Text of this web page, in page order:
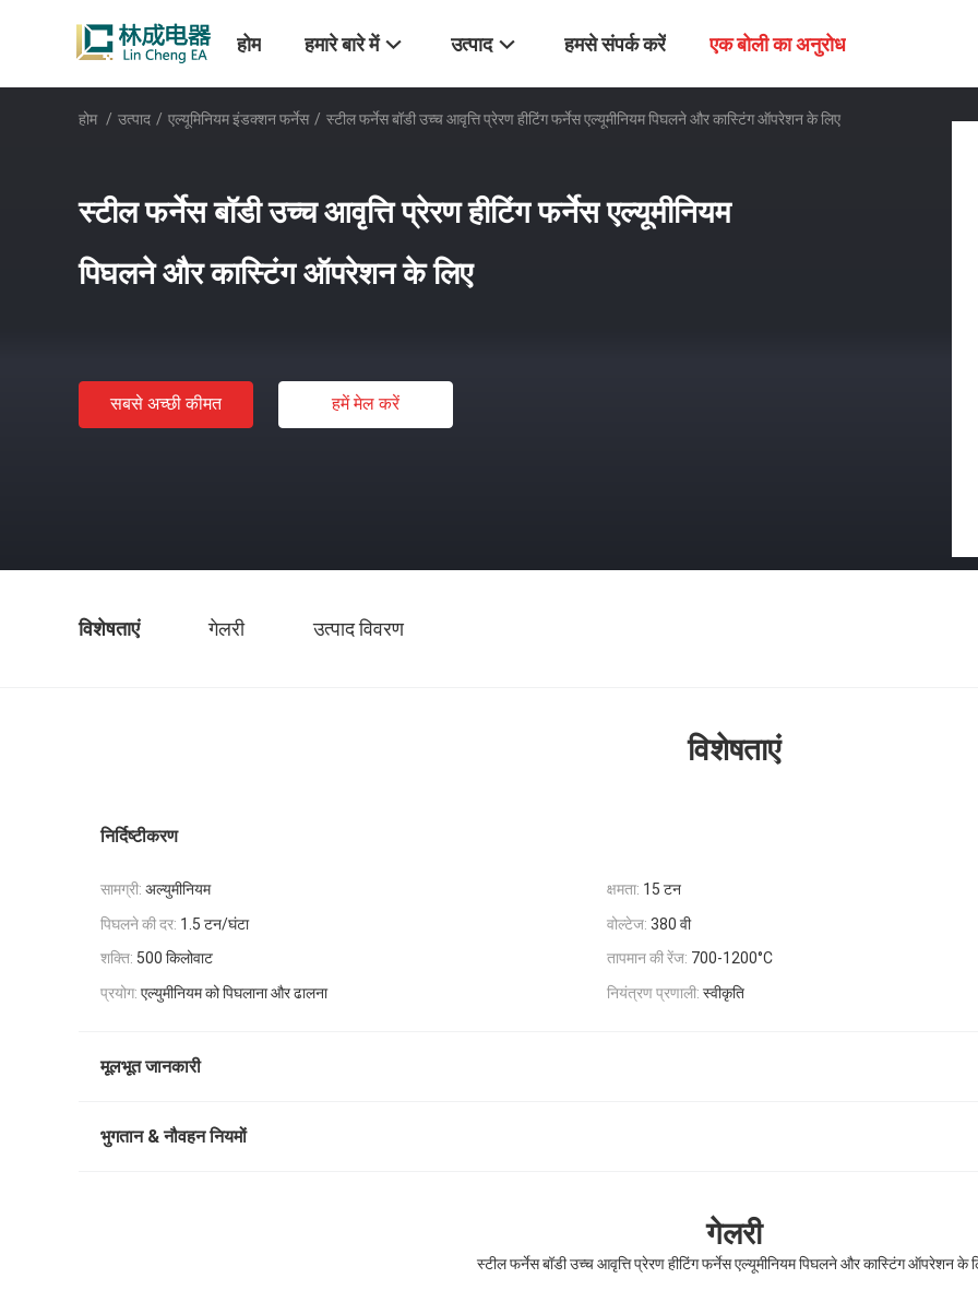
होम हमारे बारे में उत्पाद हमसे संपर्क करें एक बोली का अनुरोध
होम / उत्पाद / एल्यूमिनियम इंडक्शन फर्नेस / स्टील फर्नेस बॉडी उच्च आवृत्ति प्रेरण हीटिंग फर्नेस एल्यूमीनियम पिघलने और कास्टिंग ऑपरेशन के लिए
स्टील फर्नेस बॉडी उच्च आवृत्ति प्रेरण हीटिंग फर्नेस एल्यूमीनियम
पिघलने और कास्टिंग ऑपरेशन के लिए
सबसे अच्छी कीमत हमें मेल करें
विशेषताएं गेलरी उत्पाद विवरण
विशेषताएं
निर्दिष्टीकरण
सामग्री: अल्युमीनियम क्षमता: 15 टन
पिघलने की दर: 1.5 टन/घंटा वोल्टेज: 380 वी
शक्ति: 500 किलोवाट तापमान की रेंज: 700-1200°C
प्रयोग: एल्युमीनियम को पिघलाना और ढालना नियंत्रण प्रणाली: स्वीकृति
मूलभूत जानकारी
भुगतान & नौवहन नियमों
गेलरी
स्टील फर्नेस बॉडी उच्च आवृत्ति प्रेरण हीटिंग फर्नेस एल्यूमीनियम पिघलने और कास्टिंग ऑपरेशन के